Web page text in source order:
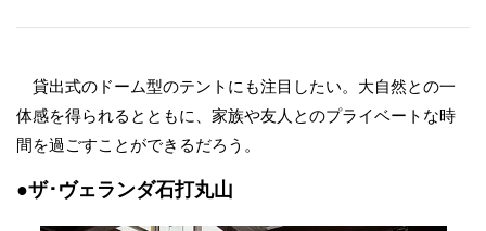
貸出式のドーム型のテントにも注目したい。大自然との一
体感を得られるとともに、家族や友人とのプライベートな時
間を過ごすことができるだろう。
●ザ･ヴェランダ石打丸山